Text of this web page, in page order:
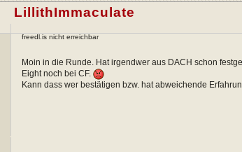
LillithImmaculate
freedl.is nicht erreichbar
Moin in die Runde. Hat irgendwer aus DACH schon
Eight noch bei CF.
Kann dass wer bestätigen bzw. hat abweichende